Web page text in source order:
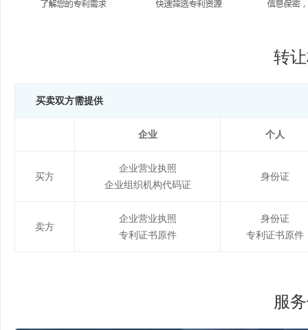
转
买卖双方需提供
企业 个人
买方
企业营业执照
企业组织机构代码证
身份证
卖方
企业营业执照
专利证书原件
身份证
专利证书原件
服